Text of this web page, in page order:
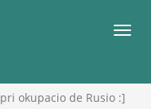
メ
okupacio de Rusio :]